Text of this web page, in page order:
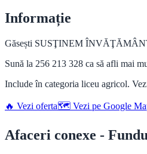
Informație
Găsești SUSŢINEM
Sună la 256 213 328 ca să afli mai
Include în categoria liceu agricol.
🔥 Vezi oferta🗺️ Vezi pe Google
Afaceri conexe -